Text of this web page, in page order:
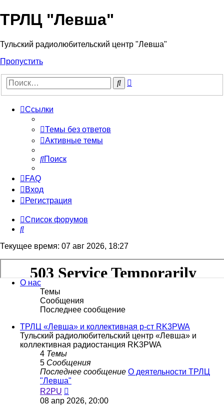
ТРЛЦ "Левша"
Тульский радиолюбительский центр "Левша"
Пропустить
Поиск
Ссылки
Темы без ответов
Активные темы
Поиск
FAQ
Вход
Регистрация
Список форумов
Поиск
Текущее время: 07 авг 2026, 18:27
О нас
Темы
Сообщения
Последнее сообщение
ТРЛЦ «Левша» и коллективная р-ст RK3PWA
Тульский радиолюбительский центр «Левша» и
коллективная радиостанция RK3PWA
4 Темы
5 Сообщения
Последнее сообщение О деятельности ТРЛЦ
"Левша"
R2PU
к
08 апр 2026, 20:00